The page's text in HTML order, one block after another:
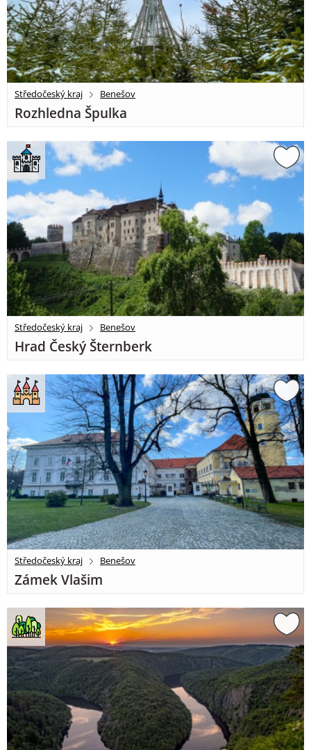
Středočeský kraj Benešov
Rozhledna Špulka
Středočeský kraj Benešov
Hrad Český Šternberk
Středočeský kraj Benešov
Zámek Vlašim